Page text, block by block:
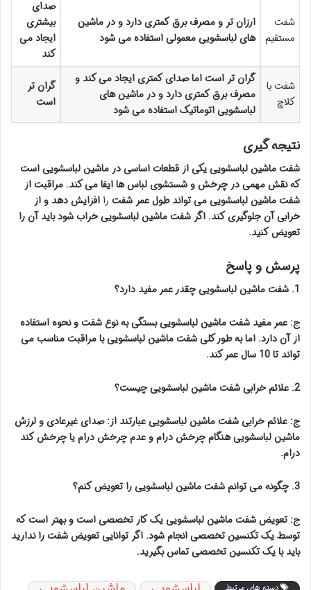
شفت
مستقیم
ارزان تر و مصرف برقکمتری دارد و در ماشین
های لباسشوییمعمولیاستفادهمی شود
صدای
بیشتری
ایجاد می
کند
شفت با
کلاچ
گران تر است اماصدایکمتری ایجاد می کند و
مصرف برقکمتری دارد و در ماشین های
لباسشوییاتوماتیکاستفادهمی شود
گران تر
است
نتیجه گیری
شفت ماشین لباسشویییکیازقطعات اساسیدرماشین لباسشوییاست
کهنقشمهمیدرچرخشوشستشوی لباس هاایفامی کند. مراقبت از
شفت ماشین لباسشوییمی تواند طول عمر شفت را افزایشدهد واز
خرابیآنجلوگیریکند. اگر شفت ماشین لباسشوییخرابشودباید آنرا
تعویضکنید.
پرسش و پاسخ
1. شفت ماشین لباسشویی چقدر عمر مفید دارد؟
ج: عمر مفید شفت ماشین لباسشوییبستگیبهنوعشفتونحوهاستفاده
ازآندارد. امابه طور کلیشفت ماشین لباسشوییبا مراقبت مناسبمی
تواند تا 10 سال عمر کند.
2. علائم خرابی شفت ماشین لباسشویی چیست؟
ج: علائم خرابی شفت ماشین لباسشوییعبارتند از: صدایغیرعادیولرزش
ماشین لباسشوییهنگامچرخشدراموعدمچرخشدرامیاچرخشکند
درام.
3. چگونهمی توانمشفتماشین لباسشوییرا تعویضکنم؟
ج: تعویضشفتماشین لباسشویییککارتخصصیاستوبهتر استکه
توسطیکتکنسینتخصصیانجامشود. اگر تواناییتعویضشفترا ندارید
باید بایکتکنسینتخصصیتماسبگیرید.